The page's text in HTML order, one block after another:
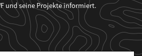
und seine Projekte informiert.